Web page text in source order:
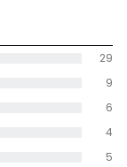
5
4
6
9
29